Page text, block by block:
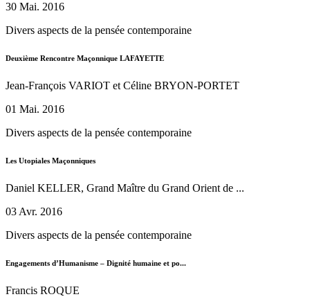
30 Mai. 2016
Divers aspects de la pensée contemporaine
Deuxième Rencontre Maçonnique LAFAYETTE
Jean-François VARIOT et Céline BRYON-PORTET
01 Mai. 2016
Divers aspects de la pensée contemporaine
Les Utopiales Maçonniques
Daniel KELLER, Grand Maître du Grand Orient de ...
03 Avr. 2016
Divers aspects de la pensée contemporaine
Engagements d’Humanisme – Dignité humaine et po...
Francis ROQUE